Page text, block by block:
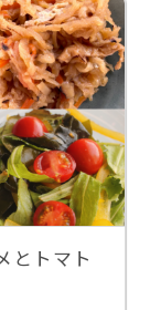
とトマト